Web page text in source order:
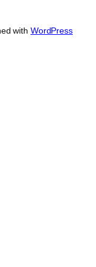
with WordPress